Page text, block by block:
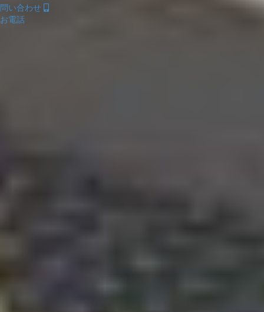
問い合わせ
お電話